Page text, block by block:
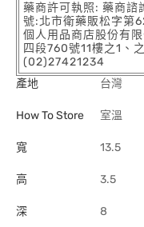
藥商許可執照: 藥商
號:北市衛藥販松字第
個人用品商店股份有
四段760號11樓之1、
(02)27421234
產地
台灣
How To Store 室溫
寬 13.5
高 3.5
深 8